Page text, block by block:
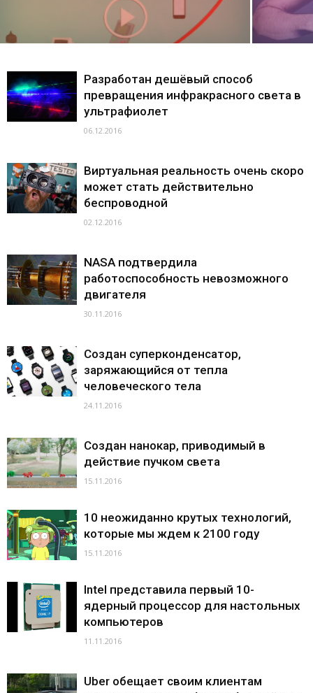
Разработан дешёвый способ
превращения инфракрасного света в
ультрафиолет
06.12.2016
Виртуальная реальность очень скоро
может стать действительно
беспроводной
02.12.2016
NASA подтвердила
работоспособность невозможного
двигателя
30.11.2016
Создан суперконденсатор,
заряжающийся от тепла
человеческого тела
24.11.2016
Создан нанокар, приводимый в
действие пучком света
15.11.2016
10 неожиданно крутых технологий,
которые мы ждем к 2100 году
15.11.2016
Intel представила первый 10-
ядерный процессор для настольных
компьютеров
11.11.2016
Uber обещает своим клиентам